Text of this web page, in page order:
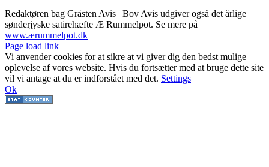
Redaktøren bag Gråsten Avis | Bov Avis udgiver også det årlige
sønderjyske satirehæfte Æ Rummelpot. Se mere på
www.ærummelpot.dk
Facebook
Facebook
Facebook
Facebook
Instagram
Instagram
Instagram
LinkedIn
Page load link
Vi anvender cookies for at sikre at vi giver dig den bedst mulige
oplevelse af vores website. Hvis du fortsætter med at bruge dette site
vil vi antage at du er indforstået med det. Settings
Ok